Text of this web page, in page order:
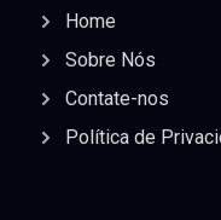
Home
Sobre Nós
Contate-nos
Política de